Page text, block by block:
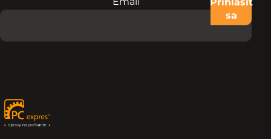
Prihlásiť
sa
Zápätie